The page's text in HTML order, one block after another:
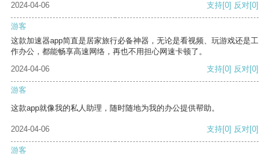
2024-04-06
支持[0] 反对[0]
游客
这款加速器app简直是居家旅行必备神器，无论是看视频、玩游戏还是工
作办公，都能畅享高速网络，再也不用担心网速卡顿了。
2024-04-06
支持[0] 反对[0]
游客
这款app就像我的私人助理，随时随地为我的办公提供帮助。
2024-04-06 支持[0] 反对[0]
游客